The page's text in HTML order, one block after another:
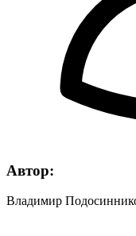
Автор:
Владимир